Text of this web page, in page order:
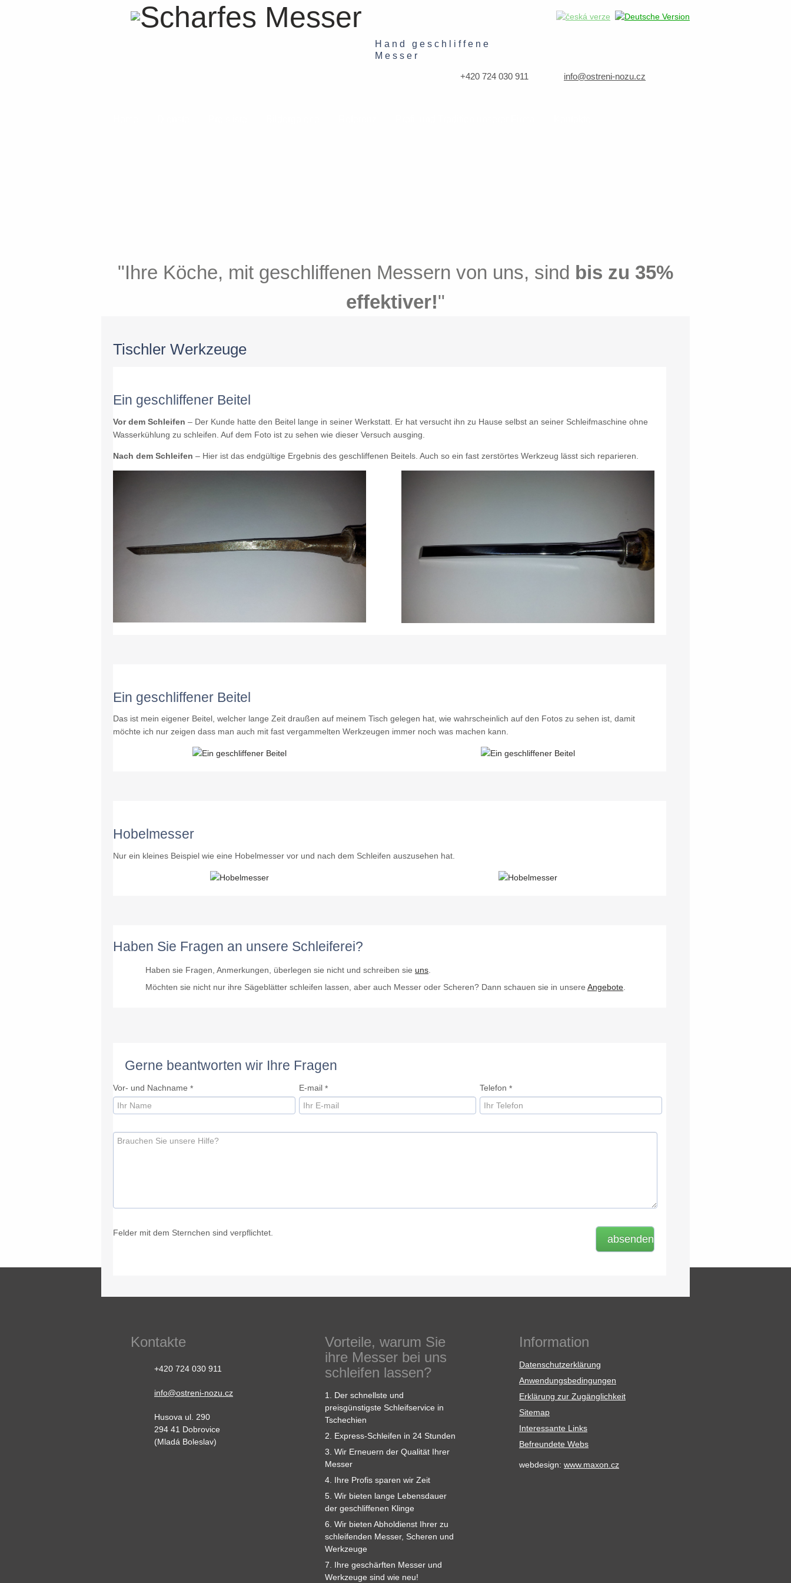
" Geschliffene Klingen von uns halten bis zu
"Ihre Köche, mit geschliffenen Messern von uns, sind bis zu 35%
effektiver!"
"Ihre Werkzeuge schleifen wir „Express“ innerhalbvon 24
Stunden"
"Mit geschliffenen Werkzeugen von uns haben Sie nur halb soviel
Arbeit"
Sparen Sie Zeitmit unserem Postservice"
Hand geschliffene
Messer
info@ostreni-nozu.cz
+420 724 030 911
Tischler Werkzeuge
Ein geschliffener Beitel
Vor dem Schleifen – Der Kunde hatte den Beitel lange in seiner Werkstatt. Er hat versucht ihn zu Hause selbst an seiner Schleifmaschine ohne
Wasserkühlung zu schleifen. Auf dem Foto ist zu sehen wie dieser Versuch ausging.
Nach dem Schleifen – Hier ist das endgültige Ergebnis des geschliffenen Beitels. Auch so ein fast zerstörtes Werkzeug lässt sich reparieren.
Ein geschliffener Beitel
Das ist mein eigener Beitel, welcher lange Zeit draußen auf meinem Tisch gelegen hat, wie wahrscheinlich auf den Fotos zu sehen ist, damit
möchte ich nur zeigen dass man auch mit fast vergammelten Werkzeugen immer noch was machen kann.
Hobelmesser
Nur ein kleines Beispiel wie eine Hobelmesser vor und nach dem Schleifen auszusehen hat.
Haben Sie Fragen an unsere Schleiferei?
Haben sie Fragen, Anmerkungen, überlegen sie nicht und schreiben sie uns
Möchten sie nicht nur ihre Sägeblätter schleifen lassen, aber auch Messer oder Scheren? Dann schauen sie in unsere Angebote
Gerne beantworten wir Ihre Fragen
Vor- und Nachname * E-mail * Telefon *
Felder mit dem Sternchen sind verpflichtet.
Kontakte
+420 724 030 911
info@ostreni-nozu.cz
Husova ul. 290
294 41 Dobrovice
(Mladá Boleslav)
Vorteile, warum Sie
ihre Messer bei uns
schleifen lassen?
1. Der schnellste und
preisgünstigste Schleifservice in
Tschechien
2. Express-Schleifen in 24 Stunden
3. Wir Erneuern der Qualität Ihrer
Messer
4. Ihre Profis sparen wir Zeit
5. Wir bieten lange Lebensdauer
der geschliffenen Klinge
6. Wir bieten Abholdienst Ihrer zu
schleifenden Messer, Scheren und
Werkzeuge
7. Ihre geschärften Messer und
Werkzeuge sind wie neu!
Information
Datenschutzerklärung
Anwendungsbedingungen
Erklärung zur Zugänglichkeit
Sitemap
Interessante Links
Befreundete Webs
webdesign: www.maxon.cz